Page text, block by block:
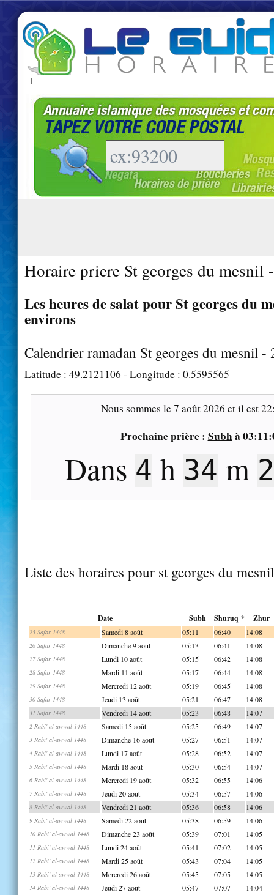
|
Horaire priere St georges du mesnil
Les heures de salat pour St georges du
environs
Calendrier ramadan St georges du mesnil -
Latitude : 49.2121106 - Longitude : 0.5595565
Nous sommes le7 août 2026 et il est
Prochaine prière : Subhà
Dans 4 h 34 m
Liste des horaires pour st georges du mesnil
Date Subh Shuruq * Zhur
25 Safar 1448 Samedi 8 août 05:11 06:40 14:08
26 Safar 1448 Dimanche 9 août 05:13 06:41 14:08
27 Safar 1448 Lundi 10 août 05:15 06:42 14:08
28 Safar 1448 Mardi 11 août 05:17 06:44 14:08
29 Safar 1448 Mercredi 12 août 05:19 06:45 14:08
30 Safar 1448 Jeudi 13 août 05:21 06:47 14:08
31 Safar 1448 Vendredi 14 août 05:23 06:48 14:07
2 Rabi' al-awwal 1448 Samedi 15 août 05:25 06:49 14:07
3 Rabi' al-awwal 1448 Dimanche 16 août 05:27 06:51 14:07
4 Rabi' al-awwal 1448 Lundi 17 août 05:28 06:52 14:07
5 Rabi' al-awwal 1448 Mardi 18 août 05:30 06:54 14:07
6 Rabi' al-awwal 1448 Mercredi 19 août 05:32 06:55 14:06
7 Rabi' al-awwal 1448 Jeudi 20 août 05:34 06:57 14:06
8 Rabi' al-awwal 1448 Vendredi 21 août 05:36 06:58 14:06
9 Rabi' al-awwal 1448 Samedi 22 août 05:38 06:59 14:06
10 Rabi' al-awwal 1448 Dimanche 23 août 05:39 07:01 14:05
11 Rabi' al-awwal 1448 Lundi 24 août 05:41 07:02 14:05
12 Rabi' al-awwal 1448 Mardi 25 août 05:43 07:04 14:05
13 Rabi' al-awwal 1448 Mercredi 26 août 05:45 07:05 14:05
14 Rabi' al-awwal 1448 Jeudi 27 août 05:47 07:07 14:04